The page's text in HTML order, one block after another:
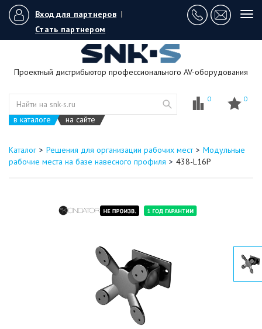
Вход для партнеров |
Стать партнером
Проектный дистрибьютор профессионального AV-оборудования
в каталоге на сайте
0 0
Каталог Решения для организации рабочих мест
Модульные
рабочие места на базе навесного профиля
438-L16P